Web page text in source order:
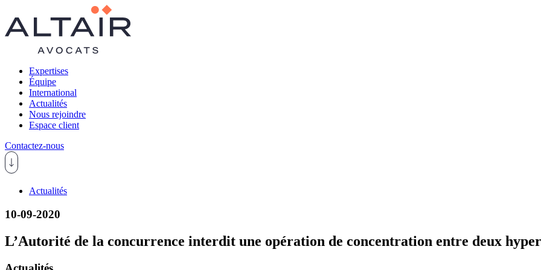
Expertises
Équipe
International
Actualités
Nous rejoindre
Espace client
Contactez-nous
Actualités
10-09-2020
L’Autorité de la concurrence interdit une opération de concentration entre deux